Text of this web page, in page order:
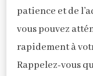
patience et de
vous pouvez
rapidement à
Rappelez-vous